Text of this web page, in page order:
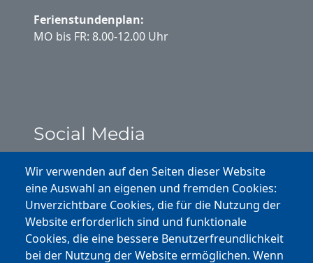
Wir verwenden auf den Seiten dieser Website
eine Auswahl an eigenen und fremden Cookies:
Unverzichtbare Cookies, die für die Nutzung der
Website erforderlich sind und funktionale
Cookies, die eine bessere Benutzerfreundlichkeit
bei der Nutzung der Website ermöglichen. Wenn
Ferienstundenplan:
MO bis FR: 8.00-12.00 Uhr
Social Media
Instagram
Facebook
Youtube